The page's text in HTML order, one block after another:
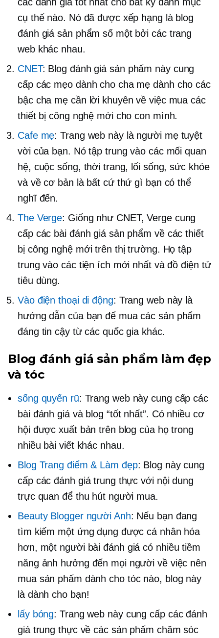
cụ thể nào. Nó đã được xếp hạng là blog
đánh giá sản phẩm số một bởi các trang
web khác nhau.
CNET: Blog đánh giá sản phẩm này cung
cấp các mẹo dành cho cha mẹ dành cho các
bậc cha mẹ cần lời khuyên về việc mua các
thiết bị công nghệ mới cho con mình.
Cafe mẹ: Trang web này là người mẹ tuyệt
vời của bạn. Nó tập trung vào các mối quan
hệ, cuộc sống, thời trang, lối sống, sức khỏe
và về cơ bản là bất cứ thứ gì bạn có thể
nghĩ đến.
The Verge: Giống như CNET, Verge cung
cấp các bài đánh giá sản phẩm về các thiết
bị công nghệ mới trên thị trường. Họ tập
trung vào các tiện ích mới nhất và đồ điện tử
tiêu dùng.
Vào điện thoại di động: Trang web này là
hướng dẫn của bạn để mua các sản phẩm
đáng tin cậy từ các quốc gia khác.
Blog đánh giá sản phẩm làm đẹp
và tóc
sống quyến rũ: Trang web này cung cấp các
bài đánh giá và blog “tốt nhất”. Có nhiều cơ
hội được xuất bản trên blog của họ trong
nhiều bài viết khác nhau.
Blog Trang điểm & Làm đẹp: Blog này cung
cấp các đánh giá trung thực với nội dung
trực quan để thu hút người mua.
Beauty Blogger người Anh: Nếu bạn đang
tìm kiếm một ứng dụng được cá nhân hóa
hơn, một ngườibài đánh giá có nhiều tiềm
năng ảnh hưởng đến mọi người về việc nên
mua sản phẩm dành cho tóc nào, blog này
là dành cho bạn!
lấy bóng: Trang web này cung cấp các đánh
giá trung thực về các sản phẩm chăm sóc